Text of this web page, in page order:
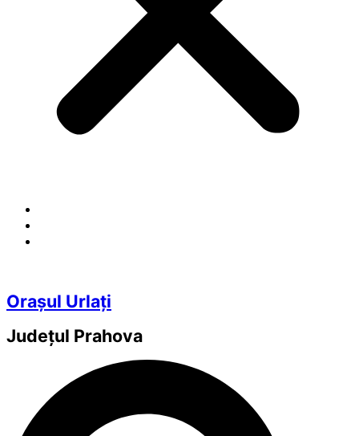
Orașul Urlați
Județul Prahova